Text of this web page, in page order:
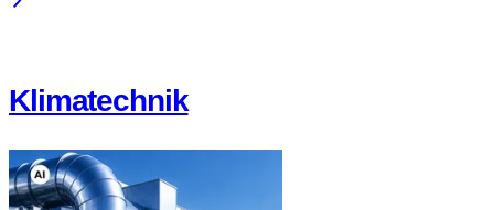
Klimatechnik